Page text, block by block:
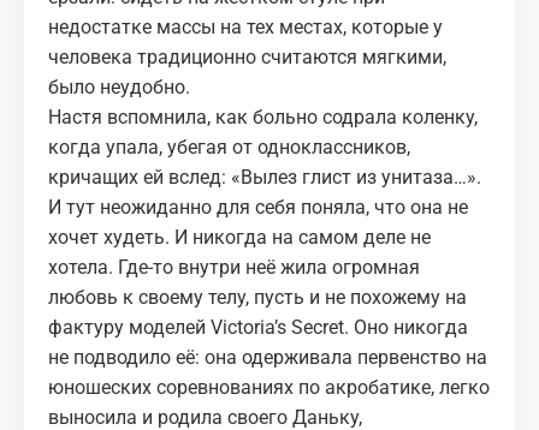
недостатке массы на тех местах, которые у
человека традиционно считаются мягкими,
было неудобно.
Настя вспомнила, как больно содрала коленку,
когда упала, убегая от одноклассников,
кричащих ей вслед: «Вылез глист из унитаза…».
И тут неожиданно для себя поняла, что она не
хочет худеть. И никогда на самом деле не
хотела. Где‑то внутри неё жила огромная
любовь к своему телу, пусть и не похожему на
фактуру моделей Victoria’s Secret. Оно никогда
не подводило её: она одерживала первенство на
юношеских соревнованиях по акробатике, легко
выносила и родила своего Даньку,